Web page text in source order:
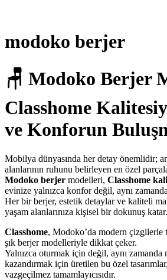
modoko berjer
🪑 Modoko Berjer
Classhome
ve Konforun
Mobilya dünyasında her detay önemlidir;
alanlarının ruhunu belirleyen en özel
Modoko berjer modelleri, Classhome
evinize yalnızca konfor değil, aynı
Her bir berjer, estetik detaylar ve kaliteli
yaşam alanlarınıza kişisel bir dokunuş katar.
Classhome, Modoko’da modern çizgilerle
şık berjer modelleriyle dikkat çeker.
Yalnızca oturmak için değil, aynı zamanda
kazandırmak için üretilen bu özel
vazgeçilmez tamamlayıcısıdır.